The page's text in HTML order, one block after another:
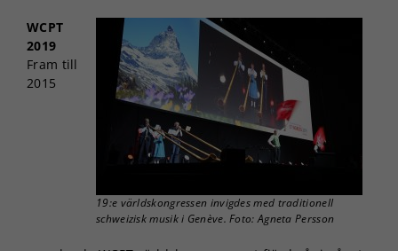
19:e världskongressen invigdes med traditionell
schweizisk musik i Genève. Foto: Agneta Persson
WCPT
2019
Fram till
2015